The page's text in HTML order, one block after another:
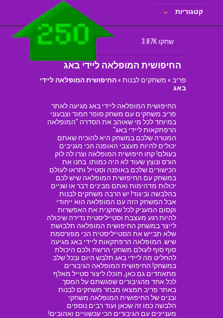
קטגוריות
שחקו 3.87K
החיפושית המופלאה ליידי באג
פריב » משחקים לבנות »החיפושית המופלאה ליידי
באג
החיפושית המופלאה ליידי באג מגיעה לאתר
פריב משחקים עם משחק סופר חמוד וצבעוני
במיוחד לכל מי שאוהב את הסדרה "המופלאה
הרפתקאות ליידי באג"
המטרה שלכם במשחק היא להוכיח שאתם
יכולים להיות מעצבי האופנה הכי מגניבים
בעולם! קחו חיפושית המופלאה וצרו לה לוק
הורס ונוצץ שעוד לא היה כמותו. בחנו את
הכישורים שלכם באופנה וסטייל ותראו לעולם
במשחק עם החיפושית המופלאה שיש לכם
יכולות מדהימות ואתם מבינים דבר או שניים
בהלבשה וביגוד! יש הרבה משחקים לבנות
אבל המשחק הזה עם המופלאה הוא ייחודי
וקסום המעניק לכל שחקנית את האפשרות
להיות רגע מעצבת וסטייליסטית נדירה שיכולה
לייצר במשחק החיפושית המופלאה תלבושת
שלא תבייש את הסטייליסטית הכי מפורסמת
שיש. המופלאה הרפתקאות ליידי באג מגיעה
סוף סוף לעולם משחקי הרשת ולכם היכולת
להחליט מה ליידי באג תלבש היום ובכל שלב
במשחק! החיפושית המופלאה הגיבורים
מתאחדים גם כאן, תוכלו ליצור סטייל מאלף
לכל אחד מהגיבורים שפגשתם על המסך.
באתר פריב תמצאו מבחר משחקים לבנות
ובנים של החיפושית המופלאה משחקי
הלבשה כמו זה שכאן ועוד רבים נוספים
מעניינים עם הגיבורים הכי עכשוויים ואהובים!